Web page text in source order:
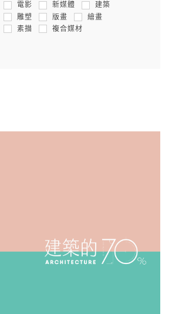
電影 新媒體
建築
雕塑 版畫
繪畫
素描 複合媒材